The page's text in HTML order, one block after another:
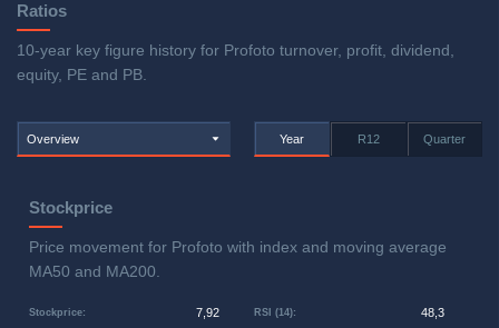
Ratios
10-year key figure history for Profoto turnover, profit, dividend,
equity, PE and PB.
Overview Year R12 Quarter
Stockprice
Price movement for Profoto with index and moving average
MA50 and MA200.
Stockprice: 7,92 RSI (14): 48,3